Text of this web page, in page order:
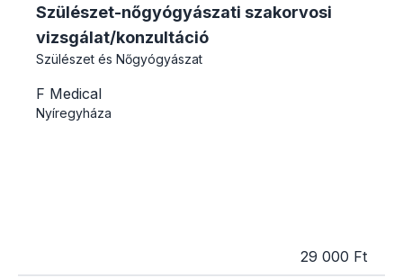
Szülészet-nőgyógyászati szakorvosi
vizsgálat/konzultáció
Szülészet és Nőgyógyászat
F Medical
Nyíregyháza
29 000 Ft